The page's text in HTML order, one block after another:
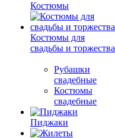
Костюмы
Костюмы для
свадьбы и торжества
Рубашки
свадебные
Костюмы
свадебные
Пиджаки